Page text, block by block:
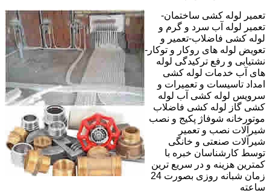
تعمیر لوله کشی ساختمان-
تعمیر لوله آب سرد و گرم و
لوله کشی فاضلاب-تعمیر و
تعویض لوله های روکار و توکار-
نشتیابی و رفع ترکیدگی لوله
های آب خدمات لوله کشی
امداد تاسیسات و تعمیرات و
سرویس لوله کشی آب لوله
کشی گاز لوله کشی فاضلاب
موتورخانه شوفاژ پکیج و نصب
شیرآلات نصب و تعمیر
شیرآلات صنعتی و خانگی
توسط کارشناسان خبره با
کمترین هزینه و در سریع ترین
زمان شبانه روزی بصورت 24
ساعته